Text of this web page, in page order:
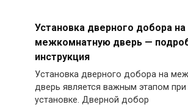
Установка дверного добора на
межкомнатную дверь —
инструкция
Установка дверного добора на
дверь является важным этапом при
установке. Дверной добор